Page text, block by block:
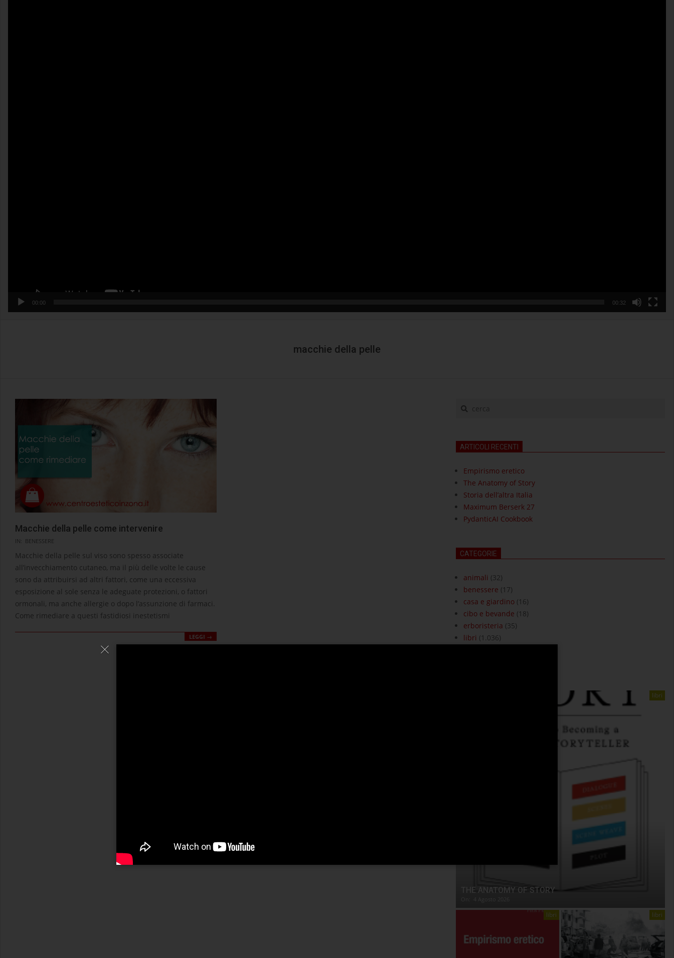
00:00 00:32
macchie della pelle
Macchie della pelle come intervenire
2021-
03-
24
IN: BENESSERE
Macchie della pelle sul viso sono spesso associate
all’invecchiamento cutaneo, ma il più delle volte le cause
sono da attribuirsi ad altri fattori, come una eccessiva
esposizione al sole senza le adeguate protezioni, o fattori
ormonali, ma anche allergie o dopo l’assunzione di farmaci.
Come rimediare a questi fastidiosi inestetismi
LEGGI →
cerca
ARTICOLI RECENTI
Empirismo eretico
The Anatomy of Story
Storia dell’altra Italia
Maximum Berserk 27
PydanticAI Cookbook
CATEGORIE
animali (32)
benessere (17)
casa e giardino(16)
cibo e bevande (18)
erboristeria (35)
libri (1.036)
libri
THE ANATOMY OF STORY
libri libri